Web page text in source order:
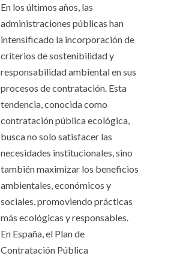
En los últimos años, las
administraciones públicas han
intensificado la incorporación de
criterios de sostenibilidad y
responsabilidad ambiental en sus
procesos de contratación. Esta
tendencia, conocida como
contratación pública ecológica,
busca no solo satisfacer las
necesidades institucionales, sino
también maximizar los beneficios
ambientales, económicos y
sociales, promoviendo prácticas
más ecológicas y responsables. ​
En España, el Plan de
Contratación Pública